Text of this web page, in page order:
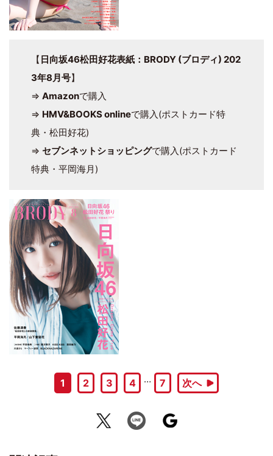
【 日向坂46松田好花表紙：BRODY (ブロディ) 202
3年8月号】
⇒ Amazonで購入
⇒ HMV&BOOKS onlineで購入(ポストカード特
典・松田好花)
⇒ セブンネットショッピングで購入(ポストカード
特典・平岡海月)
1 2 3 4 … 7 次へ